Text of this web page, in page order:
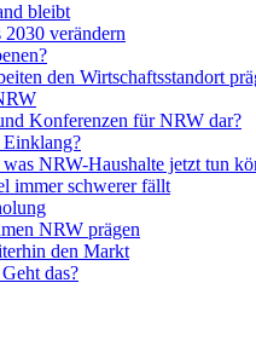
bleibt
verändern
den Wirtschaftsstandort
Konferenzen für NRW dar?
NRW-Haushalte jetzt tun
immer schwerer fällt
NRW prägen
den Markt
das?